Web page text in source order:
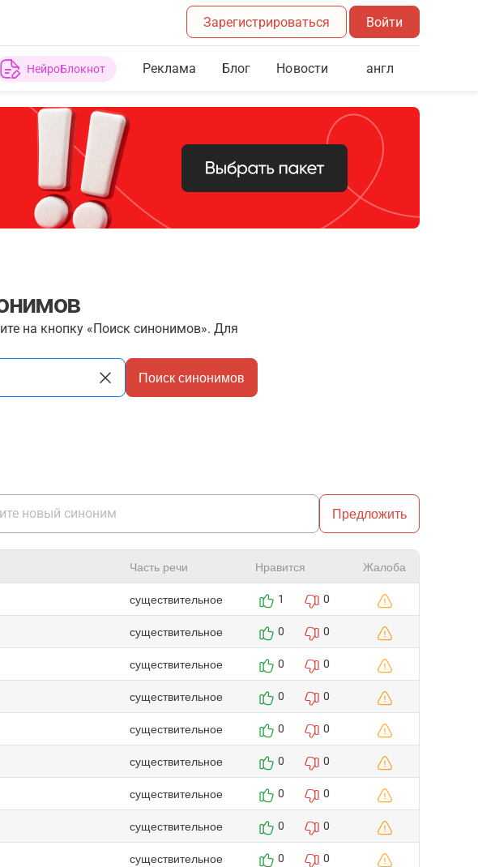
Зарегистрироваться Войти
НейроБлокнот Реклама Блог Новости англ
на кнопку «Поиск синонимов». Для
Поиск синонимов
Предложить
Часть речи Нравится Жалоба
существительное 1 0
существительное 0 0
существительное 0 0
существительное 0 0
существительное 0 0
существительное 0 0
существительное 0 0
существительное 0 0
существительное 0 0